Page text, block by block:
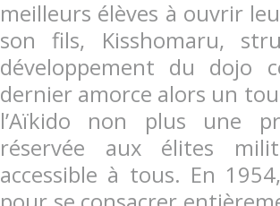
meilleurs élèves à ouvrir
son fils, Kisshomaru,
développement du dojo
dernier amorce alors un
l’Aïkido non plus une
réservée aux élites
accessible à tous. En